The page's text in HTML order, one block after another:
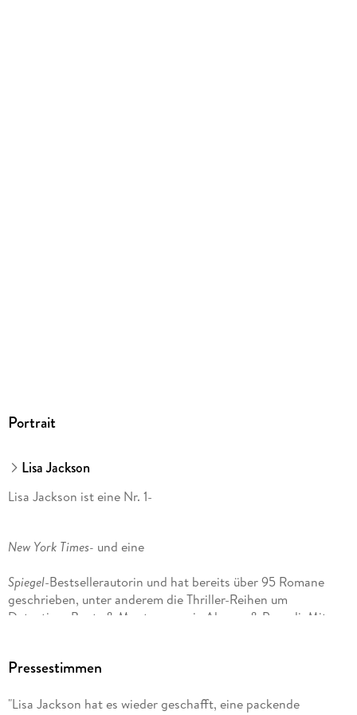
Portrait
Lisa Jackson
Lisa Jackson ist eine Nr. 1-
New York Times- und eine
Spiegel-Bestsellerautorin und hat bereits über 95 Romane
geschrieben, unter anderem die Thriller-Reihen um
Detectives Bentz & Montoya sowie Alvarez & Pescoli. Mit
, New York Times-
USA Today-Bestsellerautorin Nancy Bush, hat sie mehrere
Pressestimmen
"Lisa Jackson hat es wieder geschafft, eine packende